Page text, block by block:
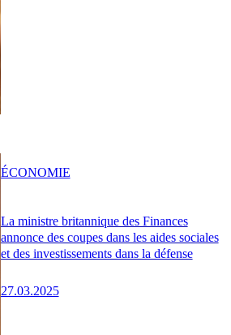
La ministre britannique des Finances
annonce des coupes dans les aides sociales
et des investissements dans la défense
27.03.2025
ÉCONOMIE